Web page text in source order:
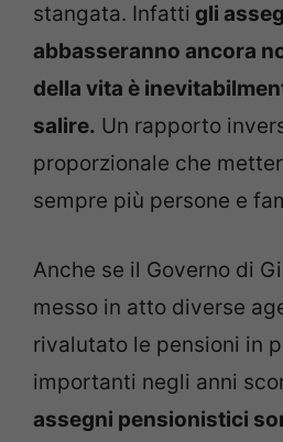
stangata. Infatti gli
abbasseranno ancora
della vita è
salire. Un rapporto
proporzionale che
sempre più persone e
Anche se il Governo di
messo in atto diverse
rivalutato le pensioni in
importanti negli anni
assegni pensionistici